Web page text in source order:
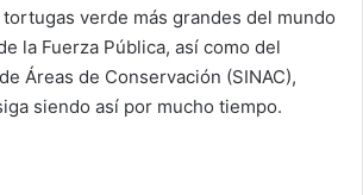
verde más grandes del mundo
la Fuerza Pública, así como del
Áreas de Conservación (SINAC),
siendo así por mucho tiempo.